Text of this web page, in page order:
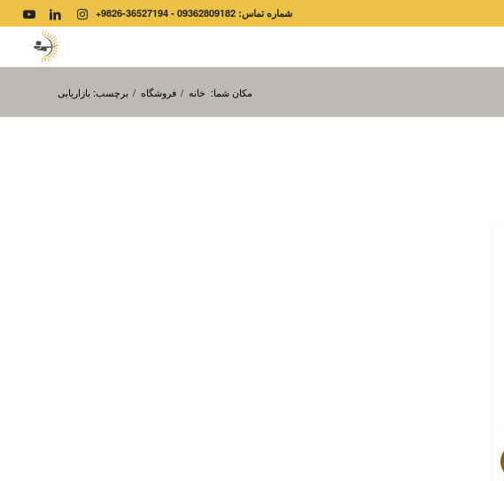
شماره تماس: 09362809182 - 36527194-9826+
مکان شما: خانه / فروشگاه / برچسب: بازاریابی